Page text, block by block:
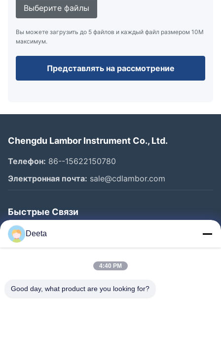
Выберите файлы
Вы можете загрузить до 5 файлов и каждый файл размером 10M
максимум.
Представлять на рассмотрение
Chengdu Lambor Instrument Co., Ltd.
Телефон: 86--15622150780
Электронная почта: sale@cdlambor.com
Быстрые Связи
Главная Страница
Продукция
Наша Фабрика
Deeta
4:40 PM
Good day, what product are you looking for?